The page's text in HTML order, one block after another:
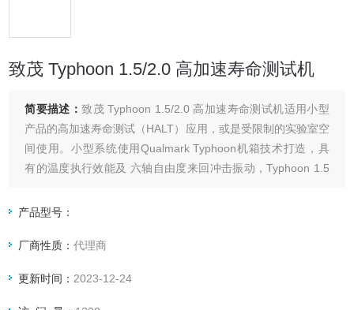
致茂 Typhoon 1.5/2.0 高加速寿命测试机
简要描述：致茂 Typhoon 1.5/2.0 高加速寿命测试机适用小型
产品的高加速寿命测试（HALT）应用，或是受限制的实验室空
间使用。小型系统使用Qualmark Typhoon机箱技术打造，具
有的温度执行效能及 六轴自由度来回冲击振动，Typhoon 1.5
产品型号：
厂商性质：代理商
更新时间： 2023-12-24